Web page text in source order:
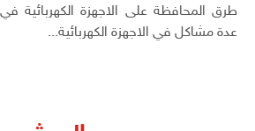
طرق المحافظة على الاجهزة الكهربائية في
عدة مشاكل في الاجهزة الكهربائية...